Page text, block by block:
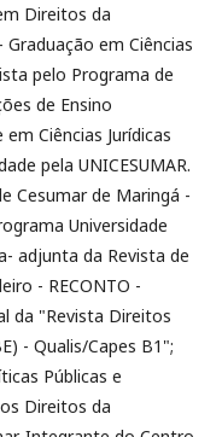
Direitos da
em Ciências
pelo Programa de
de Ensino
em Ciências Jurídicas
pela UNICESUMAR.
Cesumar de Maringá -
Universidade
adjunta da Revista de
- RECONTO -
da "Revista Direitos
- Qualis/Capes B1";
Públicas e
Direitos da